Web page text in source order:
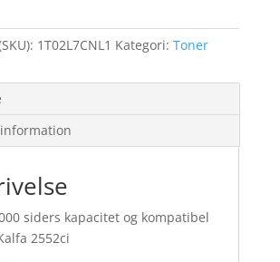
1T02L7CNL1 Kategori: Toner
siders kapacitet og kompatibel
2552ci